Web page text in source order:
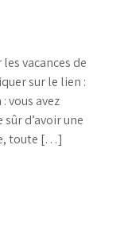
vacances de
sur le lien :
vous avez
d’avoir une
toute […]